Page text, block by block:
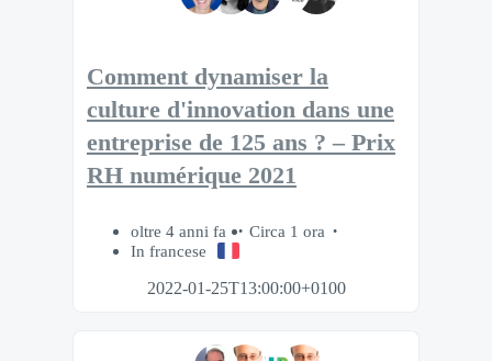
Comment dynamiser la
culture d'innovation dans une
entreprise de 125 ans ? – Prix
RH numérique 2021
oltre 4 anni fa
Circa 1 ora
In francese
2022-01-25T13:00:00+0100